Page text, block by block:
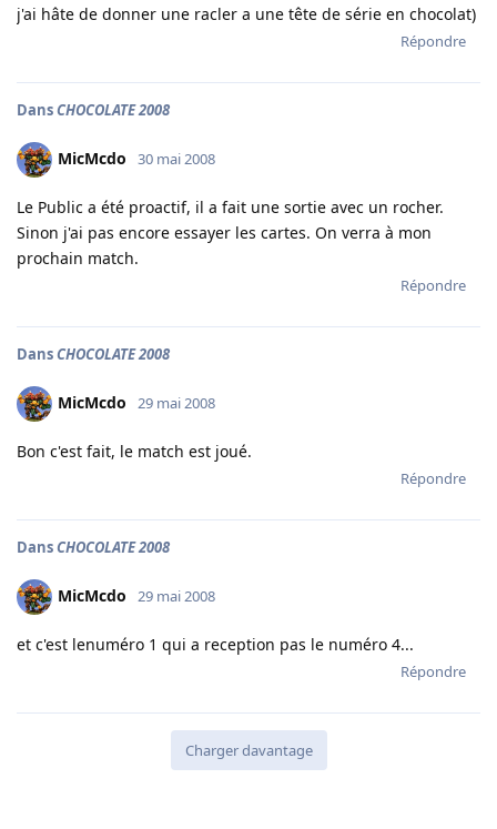
j'ai hâte de donner une racler a une tête de série en chocolat)
Répondre
DansCHOCOLATE 2008
MicMcdo 30 mai 2008
Le Public a été proactif, il a fait une sortie avec un rocher.
Sinon j'ai pas encore essayer les cartes. On verra à mon
prochain match.
Répondre
DansCHOCOLATE 2008
MicMcdo 29 mai 2008
Bon c'est fait, le match est joué.
Répondre
DansCHOCOLATE 2008
MicMcdo 29 mai 2008
et c'est lenuméro 1 qui a reception pas le numéro 4...
Répondre
Charger davantage